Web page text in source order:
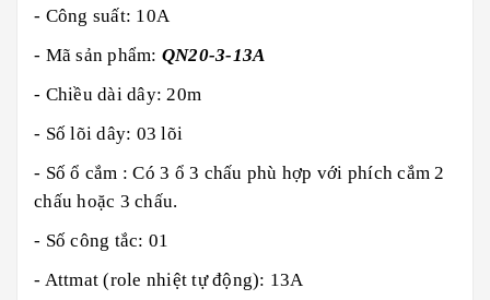
- Công suất: 10A
- Mã sản phẩm: QN20-3-13A
- Chiều dài dây: 20m
- Số lõi dây: 03 lõi
- Số ổ cắm : Có 3 ổ 3 chấu phù hợp với phích cắm 2
chấu hoặc 3 chấu.
- Số công tắc: 01
- Attmat (role nhiệt tự động): 13A